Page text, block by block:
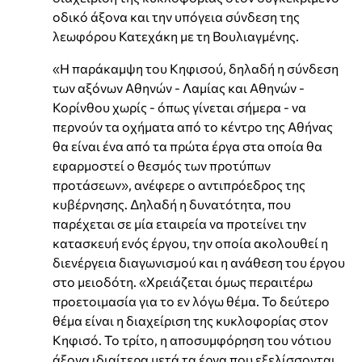
οδικό άξονα και την υπόγεια σύνδεση της
λεωφόρου Κατεχάκη με τη Βουλιαγμένης.
«Η παράκαμψη του Κηφισού, δηλαδή η σύνδεση
των αξόνων Αθηνών - Λαμίας και Αθηνών -
Κορίνθου χωρίς - όπως γίνεται σήμερα - να
περνούν τα οχήματα από το κέντρο της Αθήνας
θα είναι ένα από τα πρώτα έργα στα οποία θα
εφαρμοστεί ο θεσμός των προτύπων
προτάσεων», ανέφερε ο αντιπρόεδρος της
κυβέρνησης. Δηλαδή η δυνατότητα, που
παρέχεται σε μία εταιρεία να προτείνει την
κατασκευή ενός έργου, την οποία ακολουθεί η
διενέργεια διαγωνισμού και η ανάθεση του έργου
στο μειοδότη. «Χρειάζεται όμως περαιτέρω
προετοιμασία για το εν λόγω θέμα. Το δεύτερο
θέμα είναι η διαχείριση της κυκλοφορίας στον
Κηφισό. Το τρίτο, η αποσυμφόρηση του νότιου
άξονα ιδιαίτερα μετά τα έργα που εξελίσσονται